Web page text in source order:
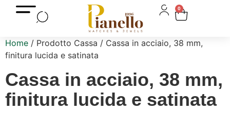
0
Home / Prodotto Cassa / Cassa in acciaio, 38 mm,
finitura lucida e satinata
Cassa in acciaio, 38 mm,
finitura lucida e satinata